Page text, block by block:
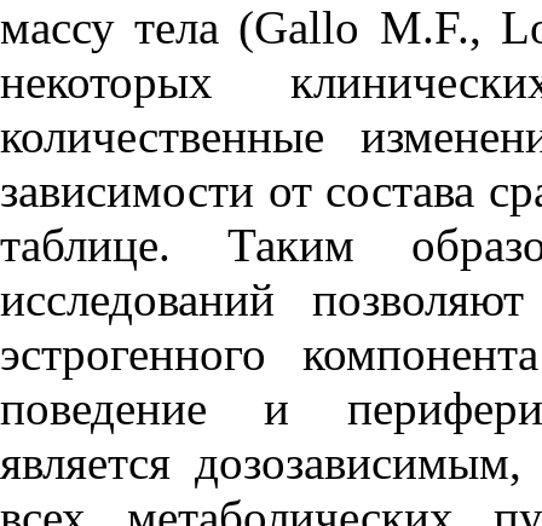
массу тела (Gallo M.F.,
некоторых
количественные
зависимости от состава
таблице. Таким
исследований
эстрогенного
поведение и
является